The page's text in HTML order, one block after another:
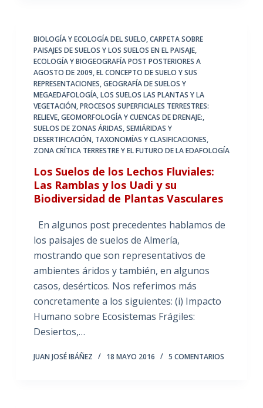
BIOLOGÍA Y ECOLOGÍA DEL SUELO,CARPETA SOBRE
PAISAJES DE SUELOS Y LOS SUELOS EN EL PAISAJE,
ECOLOGÍA Y BIOGEOGRAFÍA POST POSTERIORES A
AGOSTO DE 2009,EL CONCEPTO DE SUELO Y SUS
REPRESENTACIONES,GEOGRAFÍA DE SUELOS Y
MEGAEDAFOLOGÍA,LOS SUELOS LAS PLANTAS Y LA
VEGETACIÓN,PROCESOS SUPERFICIALES TERRESTRES:
RELIEVE, GEOMORFOLOGÍA Y CUENCAS DE DRENAJE:,
SUELOS DE ZONAS ÁRIDAS, SEMIÁRIDAS Y
DESERTIFICACIÓN, TAXONOMÍAS Y CLASIFICACIONES,
ZONA CRÍTICA TERRESTRE Y EL FUTURO DE LA EDAFOLOGÍA
Los Suelos de los Lechos Fluviales:
Las Ramblas y los Uadi y su
Biodiversidad de Plantas Vasculares
En algunos post precedentes hablamos de
los paisajes de suelos de Almería,
mostrando que son representativos de
ambientes áridos y también, en algunos
casos, desérticos. Nos referimos más
concretamente a los siguientes: (i) Impacto
Humano sobre Ecosistemas Frágiles:
Desiertos,…
JUAN JOSÉ IBÁÑEZ 18 MAYO 2016 5 COMENTARIOS